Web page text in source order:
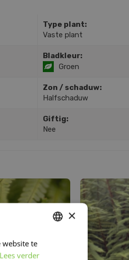
Type plant:
Vaste plant
Bladkleur:
Groen
Zon / schaduw:
Halfschaduw
Giftig:
Nee
×
website te
Lees verder